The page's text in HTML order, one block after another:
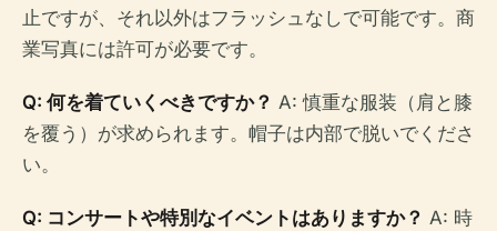
止ですが、それ以外はフラッシュなしで可能です。商
業写真には許可が必要です。
Q: 何を着ていくべきですか？ A: 慎重な服装（肩と膝
を覆う）が求められます。帽子は内部で脱いでくださ
い。
Q: コンサートや特別なイベントはありますか？ A: 時